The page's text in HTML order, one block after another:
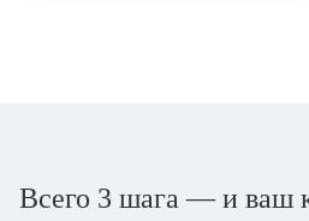
Всего 3 шага — и ваш